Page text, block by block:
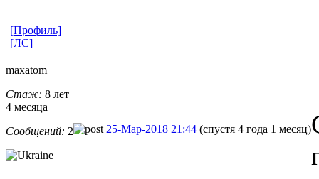
[Профиль]
[ЛС]
maxatom
Стаж: 8 лет
4 месяца
Сообщений: 2 25-Мар-2018 21:44 (спустя 4 года 1 месяц)